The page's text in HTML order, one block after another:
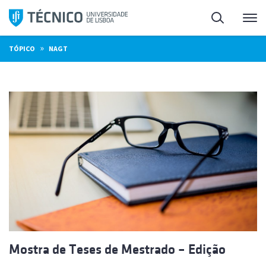
Saltar
para
o
conteúdo
Pesquisa
TÓPICO » NAGT
Mostra de Teses de Mestrado – Edição